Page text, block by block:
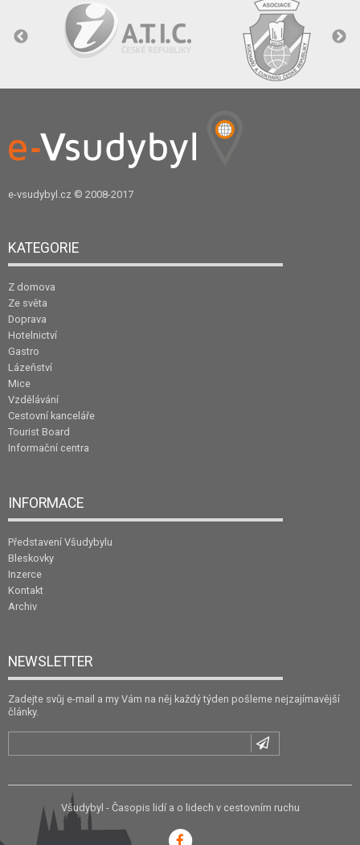
e-vsudybyl.cz © 2008-2017
KATEGORIE
Z domova
Ze světa
Doprava
Hotelnictví
Gastro
Lázeňství
Mice
Vzdělávání
Cestovní kanceláře
Tourist Board
Informační centra
INFORMACE
Představení Všudybylu
Bleskovky
Inzerce
Kontakt
Archiv
NEWSLETTER
Zadejte svůj e-mail a my Vám na něj každý týden pošleme nejzajímavější
články.
Všudybyl - Časopis lidí a o lidech v cestovním ruchu